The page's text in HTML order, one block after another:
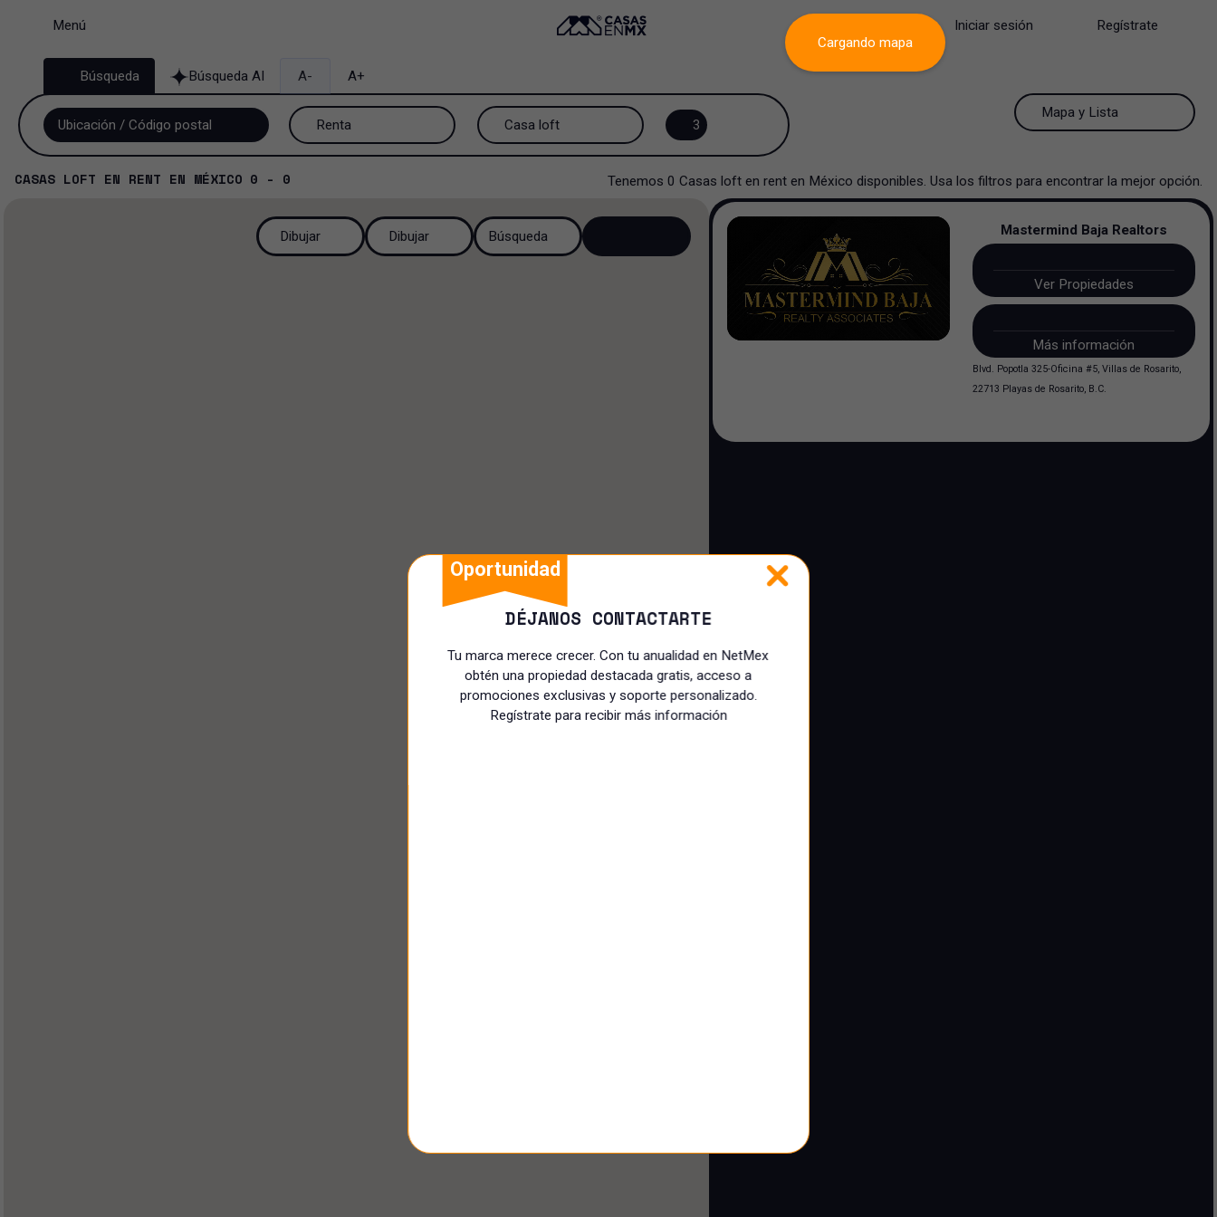
Menú Iniciar sesión Regístrate
Búsqueda Búsqueda AI A- A+
Renta
Casa en privada
Casa loft
3
100 Resultados por página
200 Resultados por página Ver lista
Mapa y Lista
CASAS LOFT EN RENT EN MÉXICO 0 - 0 Tenemos 0 Casas loft en rent en México disponibles. Usa los filtros para encontrar la mejor opción.
Cargando mapa
Dibujar Dibujar Búsqueda Mastermind Baja Realtors
Ver Propiedades
Más información
Blvd. Popotla 325-Oficina #5, Villas de Rosarito,
22713 Playas de Rosarito, B.C.
Oportunidad
DÉJANOS CONTACTARTE
Tu marca merece crecer. Con tu anualidad en NetMex
obtén una propiedad destacada gratis, acceso a
promociones exclusivas y soporte personalizado.
Regístrate para recibir más información